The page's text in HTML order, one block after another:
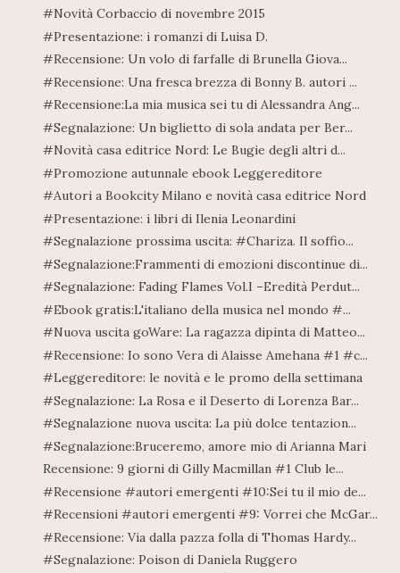
#Novità Corbaccio di novembre 2015
#Presentazione: i romanzi di Luisa D.
#Recensione: Un volo di farfalle di Brunella Giova...
#Recensione: Una fresca brezza di Bonny B. autori ...
#Recensione:La mia musica sei tu di Alessandra Ang...
#Segnalazione: Un biglietto di sola andata per Ber...
#Novità casa editrice Nord: Le Bugie degli altri d...
#Promozione autunnale ebook Leggereditore
#Autori a Bookcity Milano e novità casa editrice Nord
#Presentazione: i libri di Ilenia Leonardini
#Segnalazione prossima uscita: #Chariza. Il soffio...
#Segnalazione:Frammenti di emozioni discontinue di...
#Segnalazione: Fading Flames Vol.I –Eredità Perdut...
#Ebook gratis:L'italiano della musica nel mondo #...
#Nuova uscita goWare: La ragazza dipinta di Matteo...
#Recensione: Io sono Vera di Alaisse Amehana #1 #c...
#Leggereditore: le novità e le promo della settimana
#Segnalazione: La Rosa e il Deserto di Lorenza Bar...
#Segnalazione nuova uscita: La più dolce tentazion...
#Segnalazione:Bruceremo, amore mio di Arianna Mari
Recensione: 9 giorni di Gilly Macmillan #1 Club le...
#Recensione #autori emergenti #10:Sei tu il mio de...
#Recensioni #autori emergenti #9: Vorrei che McGar...
#Recensione: Via dalla pazza folla di Thomas Hardy...
#Segnalazione: Poison di Daniela Ruggero